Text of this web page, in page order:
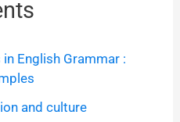
English Grammar :
and culture